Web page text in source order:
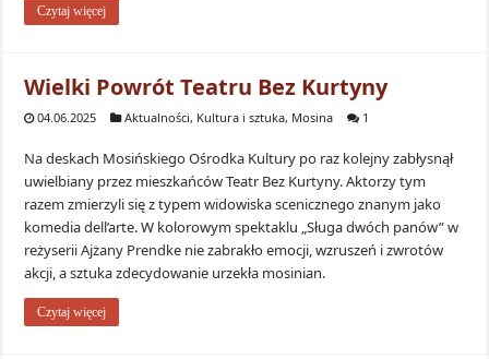
Czytaj więcej
Wielki Powrót Teatru Bez Kurtyny
04.06.2025 Aktualności, Kultura i sztuka, Mosina 1
Na deskach Mosińskiego Ośrodka Kultury po raz kolejny zabłysnął
uwielbiany przez mieszkańców Teatr Bez Kurtyny. Aktorzy tym
razem zmierzyli się z typem widowiska scenicznego znanym jako
komedia dell’arte. W kolorowym spektaklu „Sługa dwóch panów” w
reżyserii Ajżany Prendke nie zabrakło emocji, wzruszeń i zwrotów
akcji, a sztuka zdecydowanie urzekła mosinian.
Czytaj więcej